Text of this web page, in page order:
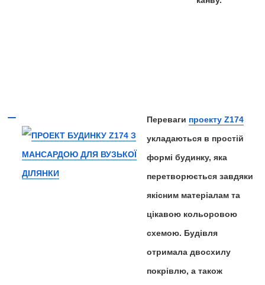
Переваги проекту Z174
укладаються в простій
формі будинку, яка
перетворюється завдяки
якісним матеріалам та
цікавою кольоровою
схемою. Будівля
отримала двосхилу
покрівлю, а також